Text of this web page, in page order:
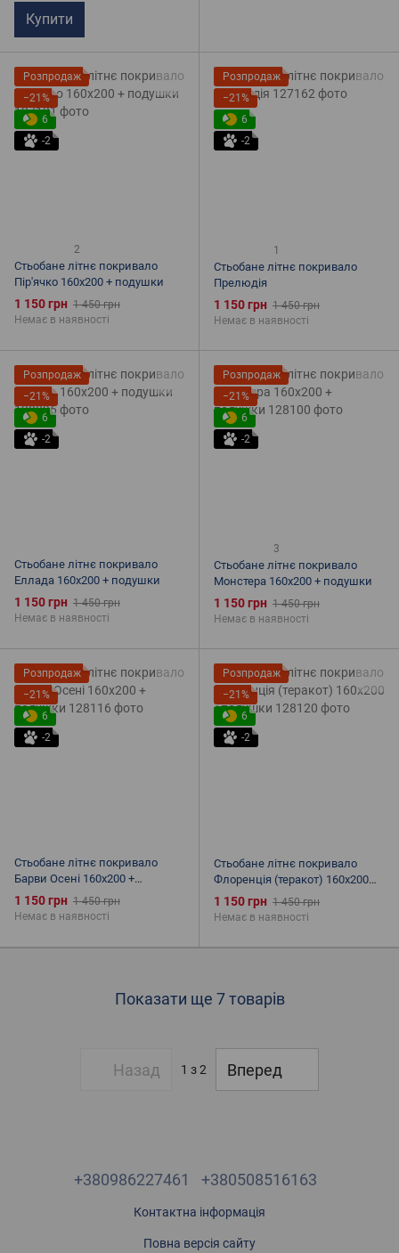
Купити
Розпродаж
−21%
6
-2
2
Стьобане літнє покривало
Пір'ячко 160х200 + подушки
1 150 грн 1 450 грн
Немає в наявності
Розпродаж
−21%
6
-2
1
Стьобане літнє покривало
Прелюдія
1 150 грн 1 450 грн
Немає в наявності
Розпродаж
−21%
6
-2
Стьобане літнє покривало
Еллада 160х200 + подушки
1 150 грн 1 450 грн
Немає в наявності
Розпродаж
−21%
6
-2
3
Стьобане літнє покривало
Монстера 160х200 + подушки
1 150 грн 1 450 грн
Немає в наявності
Розпродаж
−21%
6
-2
Стьобане літнє покривало
Барви Осені 160х200 +
подушки
1 150 грн 1 450 грн
Немає в наявності
Розпродаж
−21%
6
-2
Стьобане літнє покривало
Флоренція (теракот) 160х200
+подушки
1 150 грн 1 450 грн
Немає в наявності
Показати ще 7 товарів
Назад 1 з 2 Вперед
+380986227461 +380508516163
Контактна інформація
Повна версія сайту